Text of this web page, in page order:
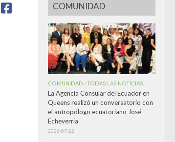
COMUNIDAD
COMUNIDAD /TODAS LAS NOTICIAS
La Agencia Consular del Ecuador en
Queens realizó un conversatorio con
el antropólogo ecuatoriano José
Echeverría
2026-07-22